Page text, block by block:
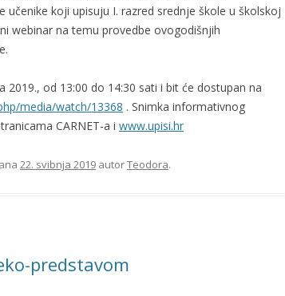
koji upisuju I. razred srednje škole u školskoj
webinar na temu provedbe ovogodišnjih
2019., od 13:00 do 14:30 sati i bit će dostupan na
media/watch/13368 . Snimka informativnog
CARNET-a i www.upisi.hr
22. svibnja 2019 autorTeodora.
predstavom